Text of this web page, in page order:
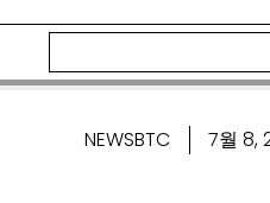
NEWSBTC 7월 8,